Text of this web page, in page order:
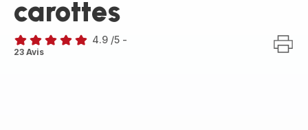
carottes
ratings.4.9
4.9 /5 -
23 Avis